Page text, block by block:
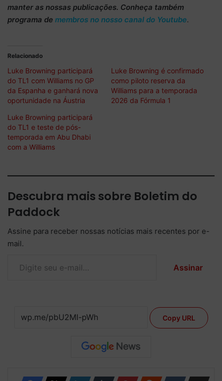
manter as nossas publicações. Conheça também
programa de membros no nosso canal do Youtube.
Relacionado
Luke Browning participará
do TL1 com Williams no GP
da Espanha e ganhará nova
oportunidade na Áustria
Luke Browning é confirmado
como piloto reserva da
Williams para a temporada
2026 da Fórmula 1
Luke Browning participará
do TL1 e teste de pós-
temporada em Abu Dhabi
com a Williams
Descubra mais sobre Boletim do
Paddock
Assine para receber nossas notícias mais recentes por e-
mail.
Assinar
Copy URL